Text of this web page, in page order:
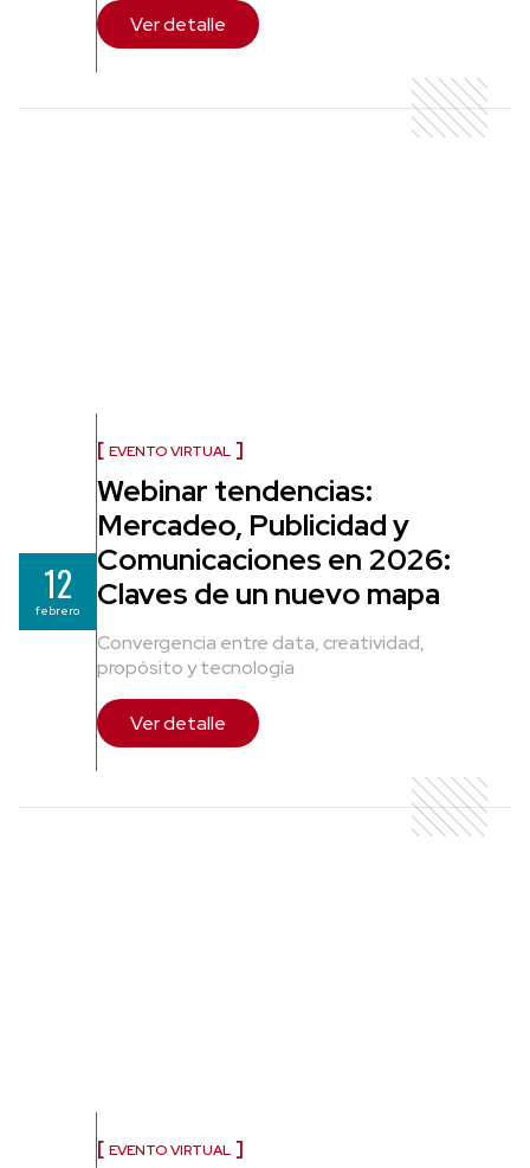
Ver detalle
12
febrero
EVENTO VIRTUAL
Webinar tendencias:
Mercadeo, Publicidad y
Comunicaciones en 2026:
Claves de un nuevo mapa
Convergencia entre data, creatividad,
propósito y tecnología
Ver detalle
EVENTO VIRTUAL